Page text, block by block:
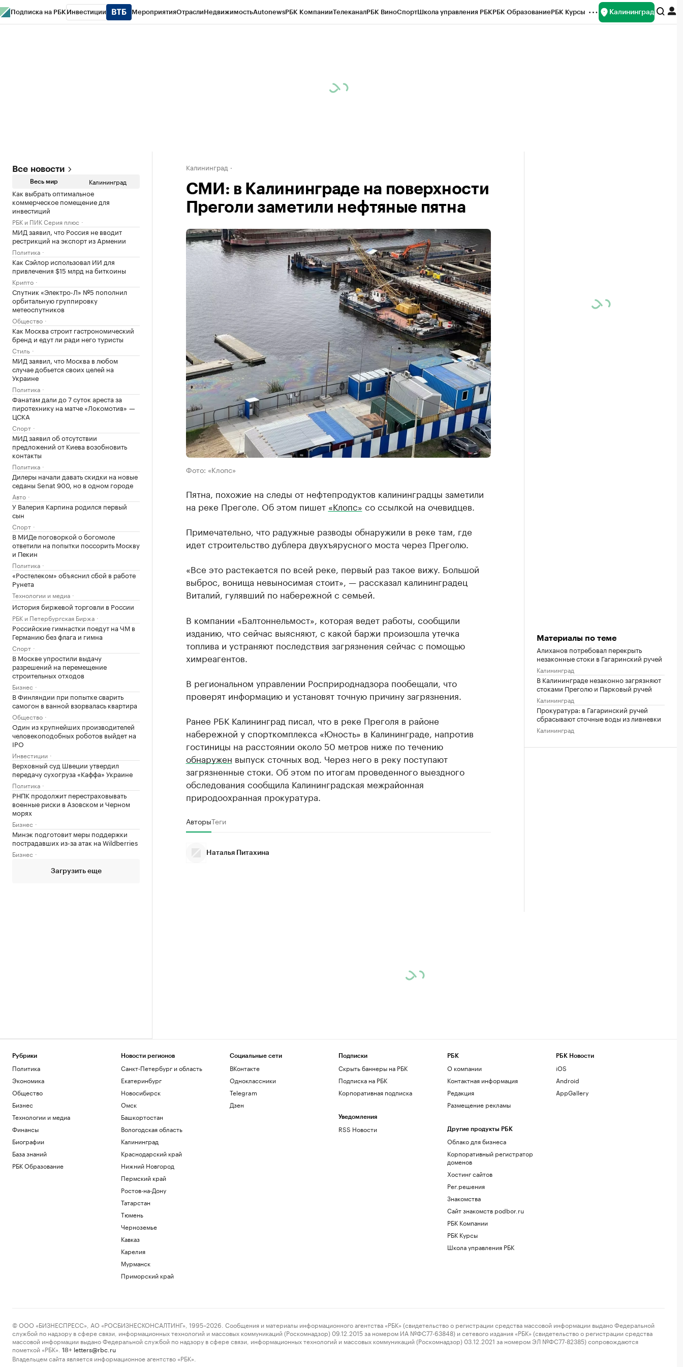
Подписка на РБК Инвестиции МероприятияОтраслиНедвижимостьAutonewsРБК КомпанииТелеканалРБК ВиноСпортШкола управления РБКРБК ОбразованиеРБК Курсы Калининград
Все новости
Весь мир Калининград
Как выбрать оптимальное
коммерческое помещение для
инвестиций
РБК и ПИК Серия плюс
МИД заявил, что Россия не вводит
рестрикций на экспорт из Армении
Политика
Как Сэйлор использовал ИИ для
привлечения $15 млрд на биткоины
Крипто
Спутник «Электро-Л» №5 пополнил
орбитальную группировку
метеоспутников
Общество
Как Москва строит гастрономический
бренд и едут ли ради него туристы
Стиль
МИД заявил, что Москва в любом
случае добьется своих целей на
Украине
Политика
Фанатам дали до 7 суток ареста за
пиротехнику на матче «Локомотив» —
ЦСКА
Спорт
МИД заявил об отсутствии
предложений от Киева возобновить
контакты
Политика
Дилеры начали давать скидки на новые
седаны Senat 900, но в одном городе
Авто
У Валерия Карпина родился первый
сын
Спорт
В МИДе поговоркой о богомоле
ответили на попытки поссорить Москву
и Пекин
Политика
«Ростелеком» объяснил сбой в работе
Рунета
Технологии и медиа
История биржевой торговли в России
РБК и Петербургская Биржа
Российские гимнастки поедут на ЧМ в
Германию без флага и гимна
Спорт
В Москве упростили выдачу
разрешений на перемещение
строительных отходов
Бизнес
В Финляндии при попытке сварить
самогон в ванной взорвалась квартира
Общество
Один из крупнейших производителей
человекоподобных роботов выйдет на
IPO
Инвестиции
Верховный суд Швеции утвердил
передачу сухогруза «Каффа» Украине
Политика
РНПК продолжит перестраховывать
военные риски в Азовском и Черном
морях
Бизнес
Минэк подготовит меры поддержки
пострадавших из-за атак на Wildberries
Бизнес
Загрузить еще
Калининград
СМИ: в Калининграде на поверхности
Преголи заметили нефтяные пятна
Фото: «Клопс»
Пятна, похожие на следы от нефтепродуктов калининградцы заметили
на реке Преголе. Об этом пишет «Клопс» со ссылкой на очевидцев.
Примечательно, что радужные разводы обнаружили в реке там, где
идет строительство дублера двухъярусного моста через Преголю.
«Все это растекается по всей реке, первый раз такое вижу. Большой
выброс, вонища невыносимая стоит», — рассказал калининградец
Виталий, гулявший по набережной с семьей.
В компании «Балтоннельмост», которая ведет работы, сообщили
изданию, что сейчас выясняют, с какой баржи произошла утечка
топлива и устраняют последствия загрязнения сейчас с помощью
химреагентов.
В региональном управлении Росприроднадзора пообещали, что
проверят информацию и установят точную причину загрязнения.
Ранее РБК Калининград писал, что в реке Преголя в районе
набережной у спорткомплекса «Юность» в Калининграде, напротив
гостиницы на расстоянии около 50 метров ниже по течению
обнаружен выпуск сточных вод. Через него в реку поступают
загрязненные стоки. Об этом по итогам проведенного выездного
обследования сообщила Калининградская межрайонная
природоохранная прокуратура.
АвторыТеги
Наталья Питахина
Материалы по теме
Алиханов потребовал перекрыть
незаконные стоки в Гагаринский ручей
Калининград
В Калининграде незаконно загрязняют
стоками Преголю и Парковый ручей
Калининград
Прокуратура: в Гагаринский ручей
сбрасывают сточные воды из ливневки
Калининград
Рубрики
Политика
Экономика
Общество
Бизнес
Технологии и медиа
Финансы
Биографии
База знаний
РБК Образование
Новости регионов
Санкт-Петербург и область
Екатеринбург
Новосибирск
Омск
Башкортостан
Вологодская область
Калининград
Краснодарский край
Нижний Новгород
Пермский край
Ростов-на-Дону
Татарстан
Тюмень
Черноземье
Кавказ
Карелия
Мурманск
Приморский край
Социальные сети
ВКонтакте
Одноклассники
Telegram
Дзен
Подписки
Скрыть баннеры на РБК
Подписка на РБК
Корпоративная подписка
Уведомления
RSS Новости
РБК
О компании
Контактная информация
Редакция
Размещение рекламы
Другие продукты РБК
Облако для бизнеса
Корпоративный регистратор
доменов
Хостинг сайтов
Рег.решения
Знакомства
Сайт знакомств podbor.ru
РБК Компании
РБК Курсы
Школа управления РБК
РБК Новости
iOS
Android
AppGallery
© ООО «БИЗНЕСПРЕСС», АО «РОСБИЗНЕСКОНСАЛТИНГ», 1995–2026. Сообщения и материалы информационного агентства «РБК» (свидетельство о регистрации средства массовой информации выдано Федеральной
службой по надзору в сфере связи, информационных технологий и массовых коммуникаций (Роскомнадзор) 09.12.2015 за номером ИА №ФС77-63848) и сетевого издания «РБК» (свидетельство о регистрации средства
массовой информации выдано Федеральной службой по надзору в сфере связи, информационных технологий и массовых коммуникаций (Роскомнадзор) 03.12.2021 за номером ЭЛ №ФС77-82385) сопровождаются
пометкой «РБК».
18+ letters@rbc.ru
Владельцем сайта является информационное агентство «РБК».